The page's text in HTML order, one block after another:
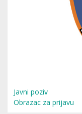
Javni poziv
Obrazac za prijavu